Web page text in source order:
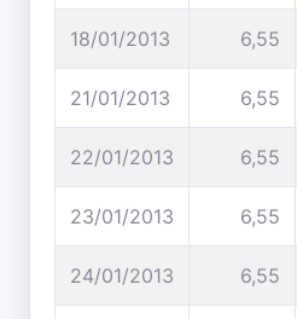
18/01/2013 6,55
21/01/2013 6,55
22/01/2013 6,55
23/01/2013 6,55
24/01/2013 6,55